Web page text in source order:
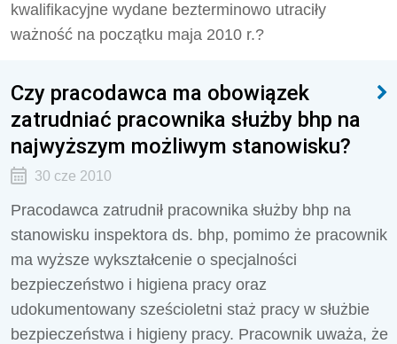
kwalifikacyjne wydane bezterminowo utraciły
ważność na początku maja 2010 r.?
Czy pracodawca ma obowiązek
zatrudniać pracownika służby bhp na
najwyższym możliwym stanowisku?
30 cze 2010
Pracodawca zatrudnił pracownika służby bhp na
stanowisku inspektora ds. bhp, pomimo że pracownik
ma wyższe wykształcenie o specjalności
bezpieczeństwo i higiena pracy oraz
udokumentowany sześcioletni staż pracy w służbie
bezpieczeństwa i higieny pracy. Pracownik uważa, że